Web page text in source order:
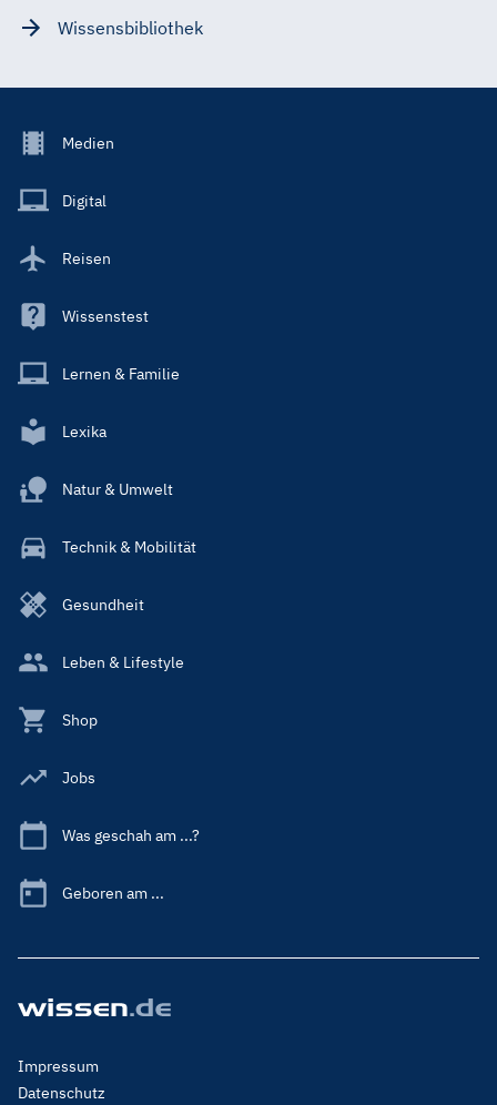
Wissensbibliothek
Footer
Main
Medien
Digital
Reisen
Wissenstest
Lernen & Familie
Lexika
Natur & Umwelt
Technik & Mobilität
Gesundheit
Leben & Lifestyle
Shop
Jobs
Was geschah am ...?
Geboren am ...
Footer
Menu
Impressum
Datenschutz